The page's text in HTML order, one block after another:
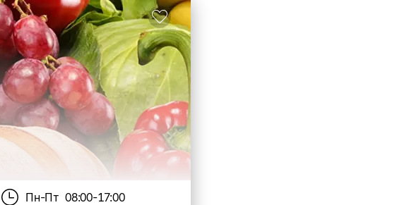
Пн-Пт 08:00-17:00